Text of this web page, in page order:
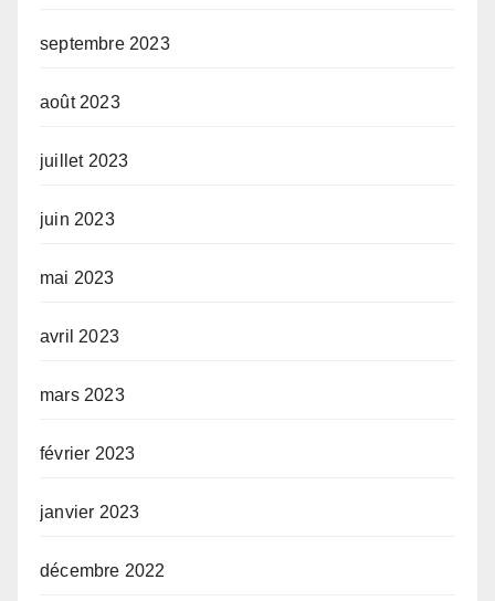
septembre 2023
août 2023
juillet 2023
juin 2023
mai 2023
avril 2023
mars 2023
février 2023
janvier 2023
décembre 2022